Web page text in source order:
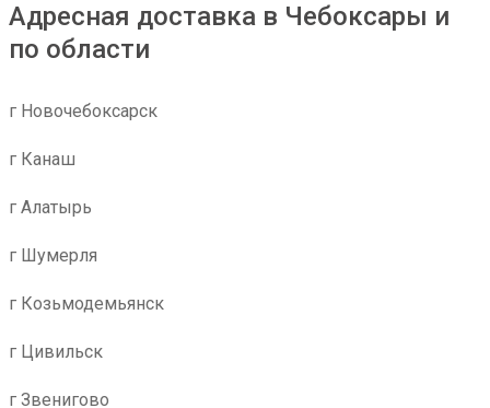
Адресная доставка в Чебоксары и
по области
г Новочебоксарск
г Канаш
г Алатырь
г Шумерля
г Козьмодемьянск
г Цивильск
г Звенигово